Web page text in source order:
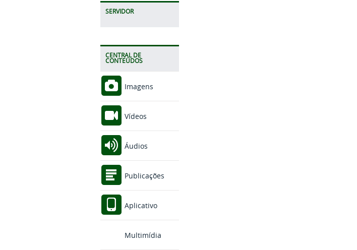
SERVIDOR
CENTRAL DE
CONTEÚDOS
Imagens
Vídeos
Áudios
Publicações
Aplicativo
Multimídia